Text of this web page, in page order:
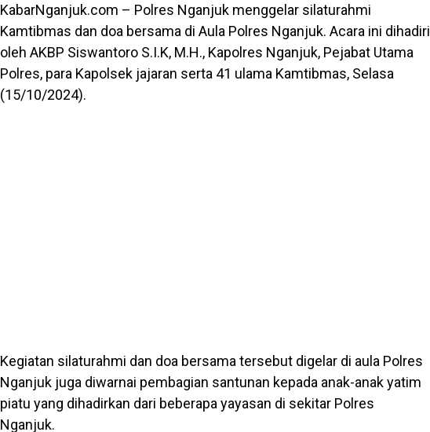
KabarNganjuk.com – Polres Nganjuk menggelar silaturahmi
Kamtibmas dan doa bersama di Aula Polres Nganjuk. Acara ini dihadiri
oleh AKBP Siswantoro S.I.K, M.H., Kapolres Nganjuk, Pejabat Utama
Polres, para Kapolsek jajaran serta 41 ulama Kamtibmas, Selasa
(15/10/2024).
Kegiatan silaturahmi dan doa bersama tersebut digelar di aula Polres
Nganjuk juga diwarnai pembagian santunan kepada anak-anak yatim
piatu yang dihadirkan dari beberapa yayasan di sekitar Polres
Nganjuk.